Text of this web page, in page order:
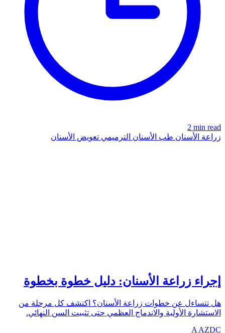
2 min read
زراعة الأسنان طب الأسنان الترميمي تعويض الأسنان
إجراء زراعة الأسنان: دليل خطوة بخطوة
هل تتساءل عن خطوات زراعة الأسنان؟ اكتشف كل مرحلة من
الاستشارة الأولية والاندماج العظمي حتى تثبيت السن النهائي.
A AZDC